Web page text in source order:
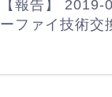
【報告】
ーファイ技術交